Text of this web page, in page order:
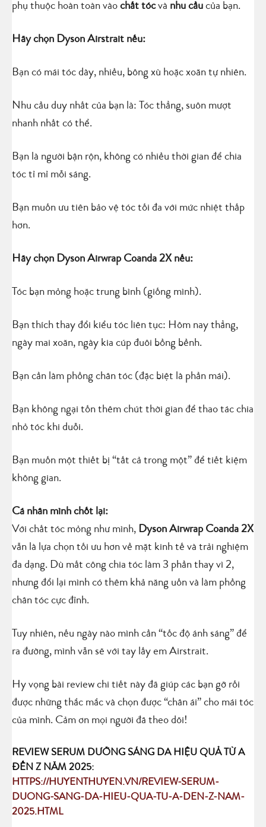
phụ thuộc hoàn toàn vào chất tócvà nhu cầu của bạn.
Hãy chọn Dyson Airstrait nếu:
Bạn có mái tóc dày, nhiều, bông xù hoặc xoăn tự nhiên.
Nhu cầu duy nhất của bạn là: Tóc thẳng, suôn mượt
nhanh nhất có thể.
Bạn là người bận rộn, không có nhiều thời gian để chia
tóc tỉ mỉ mỗi sáng.
Bạn muốn ưu tiên bảo vệ tóc tối đa với mức nhiệt thấp
hơn.
Hãy chọn Dyson Airwrap Coanda 2X nếu:
Tóc bạn mỏng hoặc trung bình (giống mình).
Bạn thích thay đổi kiểu tóc liên tục: Hôm nay thẳng,
ngày mai xoăn, ngày kia cúp đuôi bồng bềnh.
Bạn cần làm phồng chân tóc (đặc biệt là phần mái).
Bạn không ngại tốn thêm chút thời gian để thao tác chia
nhỏ tóc khi duỗi.
Bạn muốn một thiết bị “tất cả trong một” để tiết kiệm
không gian.
Cá nhân mình chốt lại:
Với chất tóc mỏng như mình, Dyson Airwrap Coanda 2X
vẫn là lựa chọn tối ưu hơn về mặt kinh tế và trải nghiệm
đa dạng. Dù mất công chia tóc làm 3 phần thay vì 2,
nhưng đổi lại mình có thêm khả năng uốn và làm phồng
chân tóc cực đỉnh.
Tuy nhiên, nếu ngày nào mình cần “tốc độ ánh sáng” để
ra đường, mình vẫn sẽ với tay lấy em Airstrait.
Hy vọng bài review chi tiết này đã giúp các bạn gỡ rối
được những thắc mắc và chọn được “chân ái” cho mái tóc
của mình. Cảm ơn mọi người đã theo dõi!
REVIEW SERUM DƯỠNG SÁNG DA HIỆU QUẢ TỪ A
ĐẾN Z NĂM 2025:
HTTPS://HUYENTHUYEN.VN/REVIEW-SERUM-
DUONG-SANG-DA-HIEU-QUA-TU-A-DEN-Z-NAM-
2025.HTML